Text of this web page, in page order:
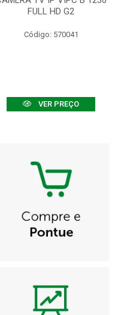
FULL HD G2
Código: 570041
VER PREÇO